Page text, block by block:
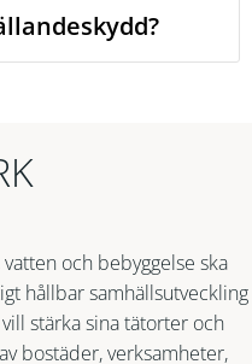
och bebyggelse ska
hållbar samhällsutveckling
stärka sina tätorter och
bostäder, verksamheter,